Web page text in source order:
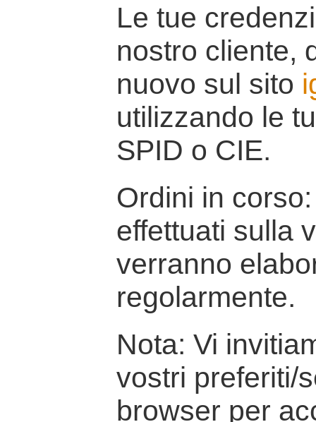
Le tue
nostro cliente,
nuovo sul sito
utilizzando le
SPID o CIE.
Ordini in
effettuati sulla
verranno
regolarmente.
Nota: Vi
vostri preferiti/
browser per